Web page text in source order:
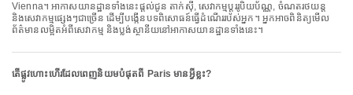
Vienna។ អាកាសយានដ្ឋានទាំងនេះផ្តល់ជូន តាក់ស៊ី, សេវាកម្មប្តូររូបិយប័ណ្ណ, ចំណតរថយន្ត
និងសេវាកម្មផ្សេងៗជាច្រើន ដើម្បីបង្កើនបទពិសោធន៍ធ្វើដំណើររបស់អ្នក។ អ្នកអាចពិនិត្យមើល
ព័ត៌មានលម្អិតអំពីសេវាកម្ម និងប្លង់ស្ថានីយនៅអាកាសយានដ្ឋានទាំងនេះ។
តើផ្លូវហោះហើរដែលពេញនិយមបំផុតពី Paris មានអ្វីខ្លះ?